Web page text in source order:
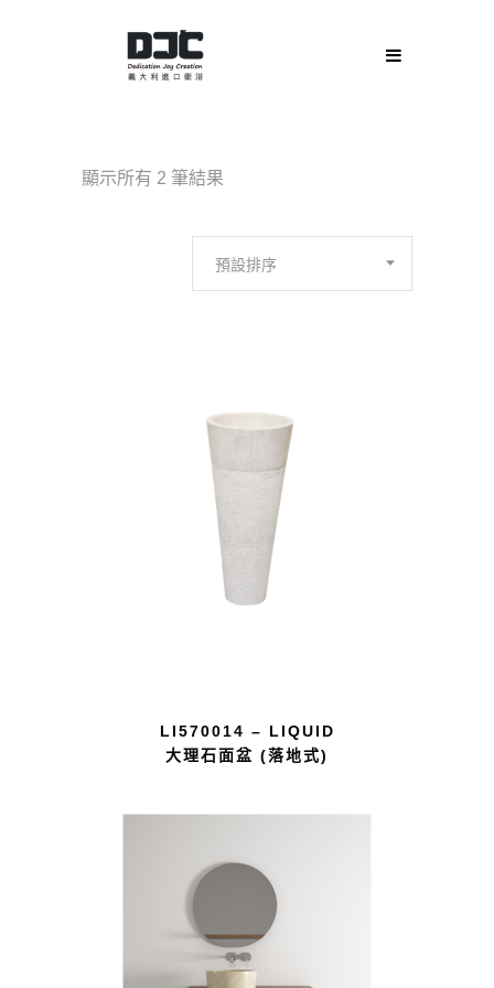
顯示所有 2 筆結果
預設排序
LI570014 – LIQUID
大理石面盆 (落地式)